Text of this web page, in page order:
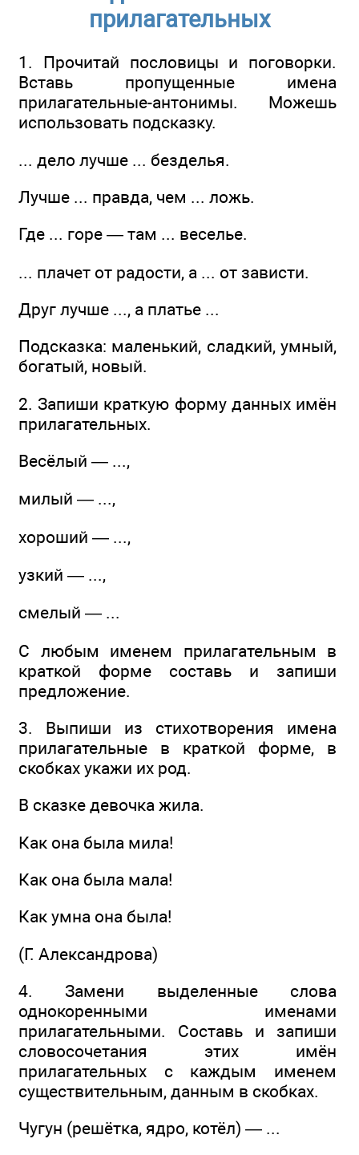
прилагательных
1. Прочитай пословицы и поговорки.
Вставь пропущенные имена
прилагательные-антонимы. Можешь
использовать подсказку.
... дело лучше ... безделья.
Лучше ... правда, чем ... ложь.
Где ... горе — там ... веселье.
... плачет от радости, а ... от зависти.
Друг лучше ..., а платье ...
Подсказка: маленький, сладкий, умный,
богатый, новый.
2. Запиши краткую форму данных имён
прилагательных.
Весёлый — ...,
милый — ...,
хороший — ...,
узкий — ...,
смелый — ...
С любым именем прилагательным в
краткой форме составь и запиши
предложение.
3. Выпиши из стихотворения имена
прилагательные в краткой форме, в
скобках укажи их род.
В сказке девочка жила.
Как она была мила!
Как она была мала!
Как умна она была!
(Г. Александрова)
4. Замени выделенные слова
однокоренными именами
прилагательными. Составь и запиши
словосочетания этих имён
прилагательных с каждым именем
существительным, данным в скобках.
Чугун (решётка, ядро, котёл) — ...